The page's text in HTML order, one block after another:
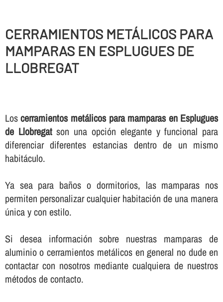
CERRAMIENTOS METÁLICOS PARA
MAMPARAS EN ESPLUGUES DE
LLOBREGAT
Loscerramientos metálicos para mamparas en Esplugues
de Llobregatson una opción elegante y funcional para
diferenciar diferentes estancias dentro de un mismo
habitáculo.
Ya sea para baños o dormitorios, las mamparas nos
permiten personalizar cualquier habitación de una manera
única y con estilo.
Si desea información sobre nuestras mamparas de
aluminio o cerramientos metálicos en general no dude en
contactar con nosotros mediante cualquiera de nuestros
métodos de contacto.